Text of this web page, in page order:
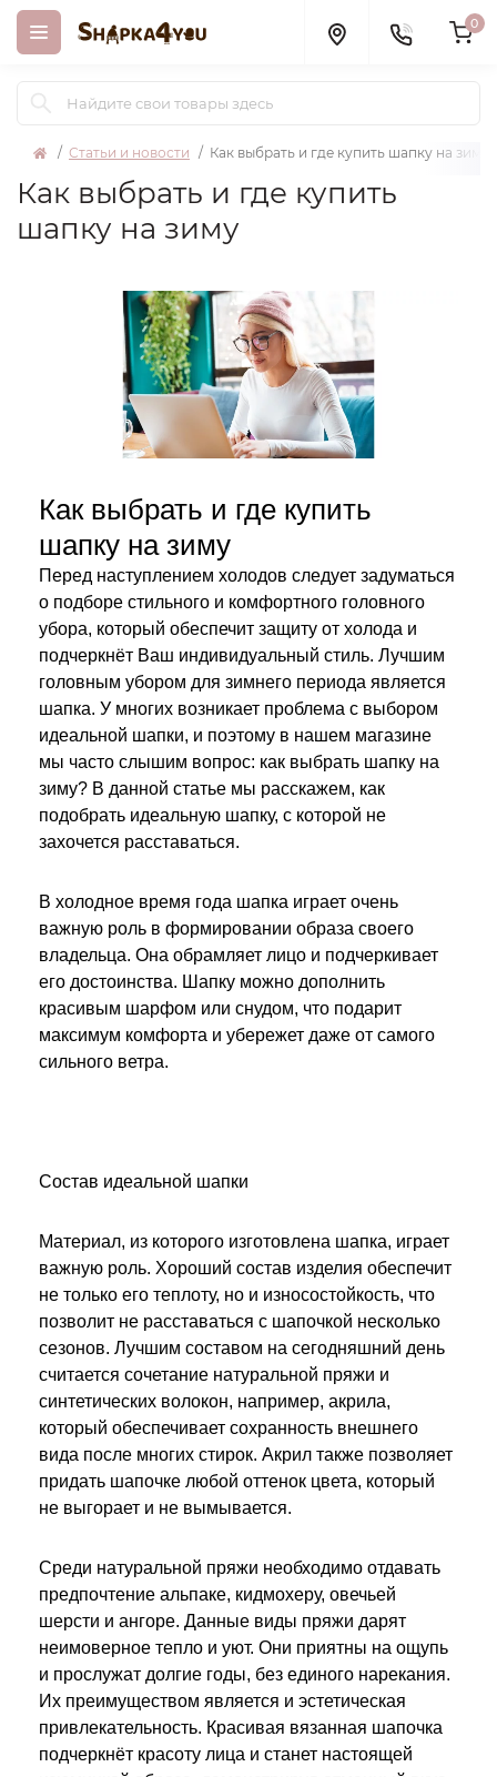
0
Статьи и новости Как выбрать и где купить шапку на зиму
Как выбрать и где купить
шапку на зиму
Как выбрать и где купить
шапку на зиму
Перед наступлением холодов следует задуматься
о подборе стильного и комфортного головного
убора, который обеспечит защиту от холода и
подчеркнёт Ваш индивидуальный стиль. Лучшим
головным убором для зимнего периода является
шапка. У многих возникает проблема с выбором
идеальной шапки, и поэтому в нашем магазине
мы часто слышим вопрос: как выбрать шапку на
зиму? В данной статье мы расскажем, как
подобрать идеальную шапку, с которой не
захочется расставаться.
В холодное время года шапка играет очень
важную роль в формировании образа своего
владельца. Она обрамляет лицо и подчеркивает
его достоинства. Шапку можно дополнить
красивым шарфом или снудом, что подарит
максимум комфорта и убережет даже от самого
сильного ветра.
Состав идеальной шапки
Материал, из которого изготовлена шапка, играет
важную роль. Хороший состав изделия обеспечит
не только его теплоту, но и износостойкость, что
позволит не расставаться с шапочкой несколько
сезонов. Лучшим составом на сегодняшний день
считается сочетание натуральной пряжи и
синтетических волокон, например, акрила,
который обеспечивает сохранность внешнего
вида после многих стирок. Акрил также позволяет
придать шапочке любой оттенок цвета, который
не выгорает и не вымывается.
Среди натуральной пряжи необходимо отдавать
предпочтение альпаке, кидмохеру, овечьей
шерсти и ангоре. Данные виды пряжи дарят
неимоверное тепло и уют. Они приятны на ощупь
и прослужат долгие годы, без единого нарекания.
Их преимуществом является и эстетическая
привлекательность. Красивая вязанная шапочка
подчеркнёт красоту лица и станет настоящей